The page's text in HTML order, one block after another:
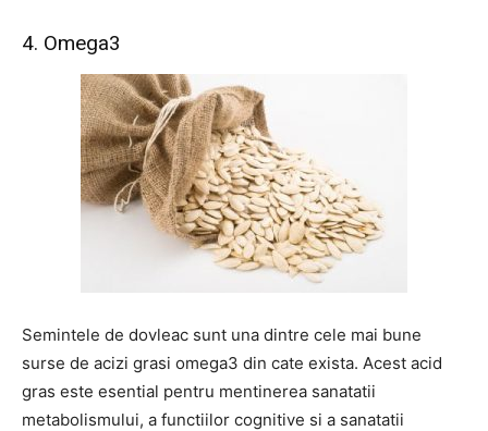
4. Omega3
Semintele de dovleac sunt una dintre cele mai bune
surse de acizi grasi omega3 din cate exista. Acest acid
gras este esential pentru mentinerea sanatatii
metabolismului, a functiilor cognitive si a sanatatii